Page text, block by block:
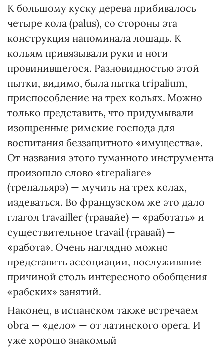
К большому куску дерева прибивалось
четыре кола (palus), со стороны эта
конструкция напоминала лошадь. К
кольям привязывали руки и ноги
провинившегося. Разновидностью этой
пытки, видимо, была пытка tripalium,
приспособление на трех кольях. Можно
только представить, что придумывали
изощренные римские господа для
воспитания беззащитного «имущества».
От названия этого гуманного инструмента
произошло слово «trepaliare»
(трепальярэ) — мучить на трех колах,
издеваться. Во французском же это дало
глагол travailler (травайе) — «работать» и
существительное travail (травай) —
«работа». Очень наглядно можно
представить ассоциации, послужившие
причиной столь интересного обобщения
«рабских» занятий.
Наконец, в испанском также встречаем
obra — «дело» — от латинского opera. И
уже хорошо знакомый